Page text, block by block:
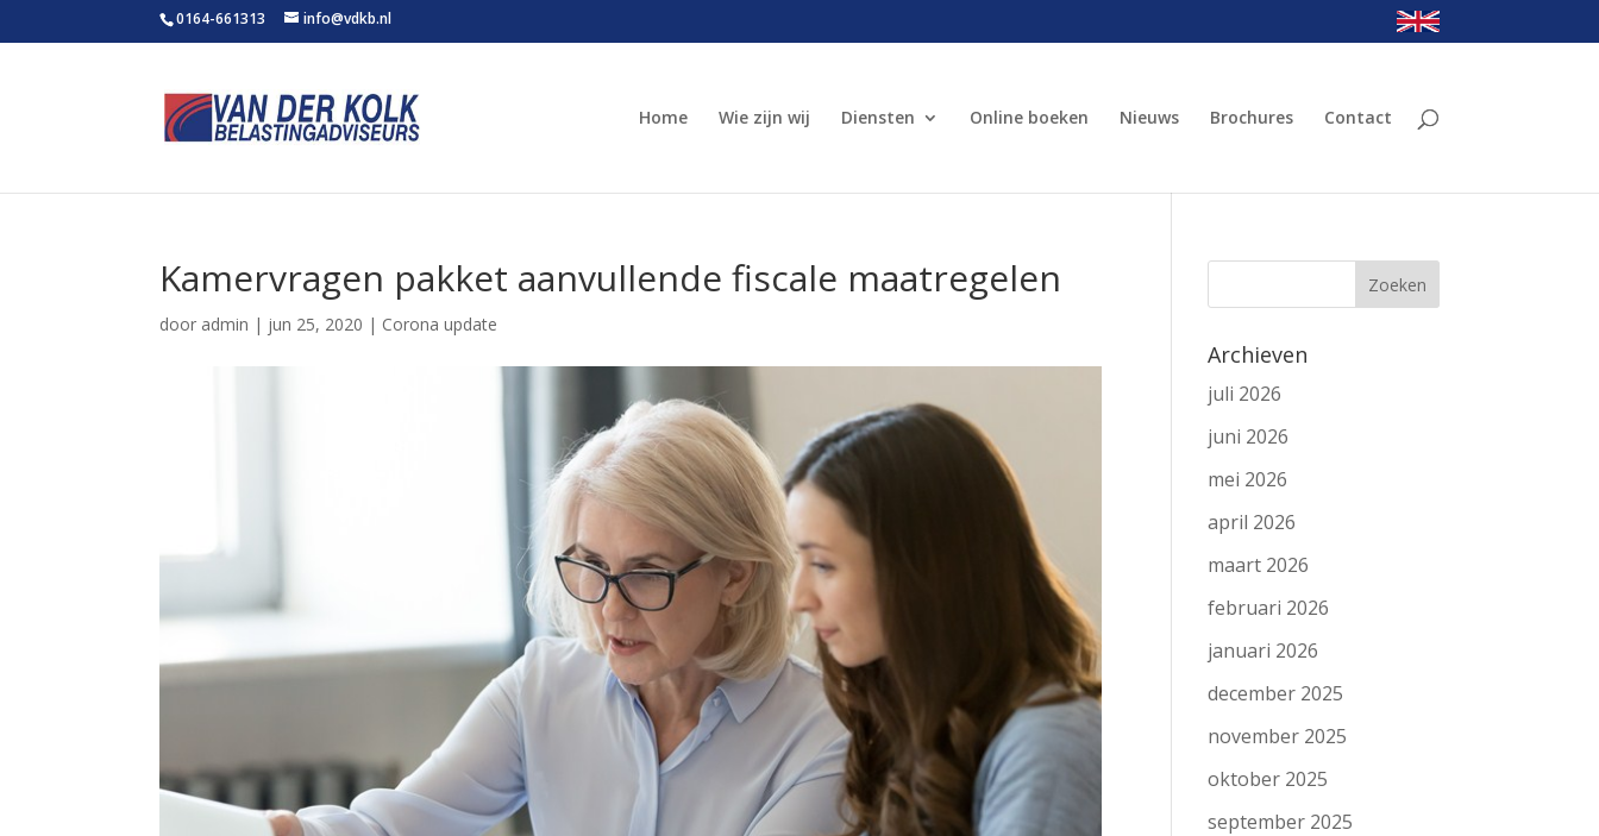
0164-661313 info@vdkb.nl
Home Wie zijn wij Diensten Online boeken Nieuws Brochures Contact
Kamervragen pakket aanvullende fiscale maatregelen
door admin | jun 25, 2020 | Corona update
Archieven
juli 2026
juni 2026
mei 2026
april 2026
maart 2026
februari 2026
januari 2026
december 2025
november 2025
oktober 2025
september 2025